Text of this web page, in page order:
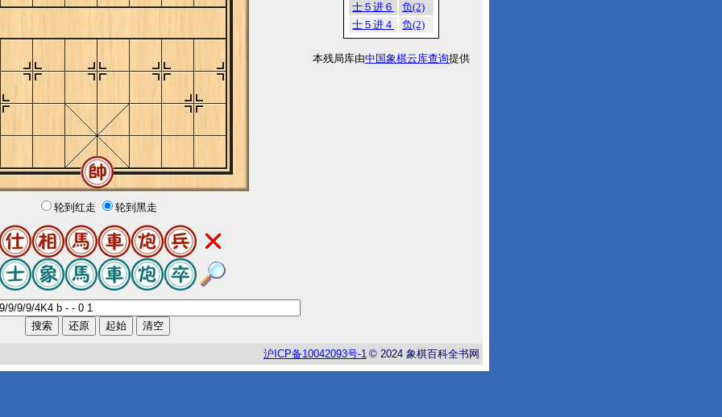
轮到红走 轮到黑走
士５进６
负(2)
士５进４
负(2)
本残局库由中国象棋云库查询提供
沪 ICP备10042093号-1 © 2024 象棋百科全书网